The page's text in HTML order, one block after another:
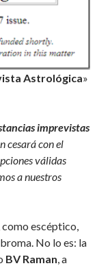
Astrológica»
imprevistas
cesará con el
válidas
a nuestros
como escéptico,
No lo es: la
BV Raman, a